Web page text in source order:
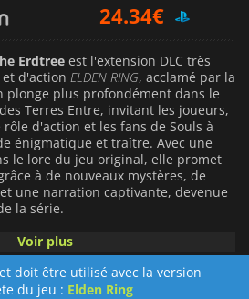
24.34€
31.49€
Erdtree est l'extension DLC très
d'action ELDEN RING, acclamé par la
plonge plus profondément dans le
Terres Entre, invitant les joueurs,
d'action et les fans de Souls à
énigmatique et traître. Avec une
le lore du jeu original, elle promet
à de nouveaux mystères, de
une narration captivante, devenue
la série.
Shadow of the Erdtree
son prédécesseur, offrant aux
encore plus intense grâce à des
nouvelles capacités, armes et
Voir plus
doit être utilisé avec la version
du jeu : Elden Ring